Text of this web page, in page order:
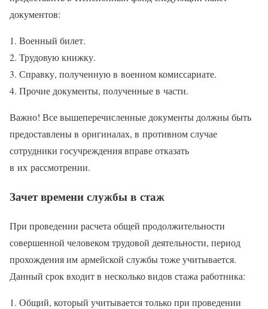
документов:
Военный билет.
Трудовую книжку.
Справку, полученную в военном комиссариате.
Прочие документы, полученные в части.
Важно! Все вышеперечисленные документы должны быть
предоставлены в оригиналах, в противном случае
сотрудники госучреждения вправе отказать
в их рассмотрении.
Зачет времени службы в стаж
При проведении расчета общей продолжительности
совершенной человеком трудовой деятельности, период
прохождения им армейской службы тоже учитывается.
Данный срок входит в несколько видов стажа работника:
Общий, который учитывается только при проведении